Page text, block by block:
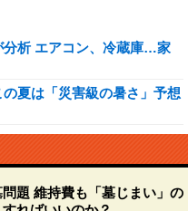
分析 エアコン、冷蔵庫…家
夏は「災害級の暑さ」予想
題 維持費も「墓じまい」の